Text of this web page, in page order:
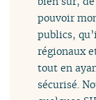
pouvoir
publics,
régionaux
tout en
sécurisé.